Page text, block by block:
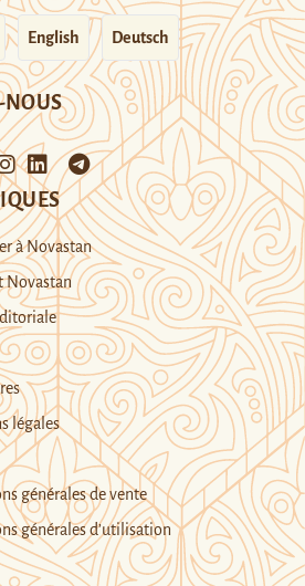
English Deutsch
NOUS
à Novastan
Novastan
légales
générales de vente
générales d’utilisation